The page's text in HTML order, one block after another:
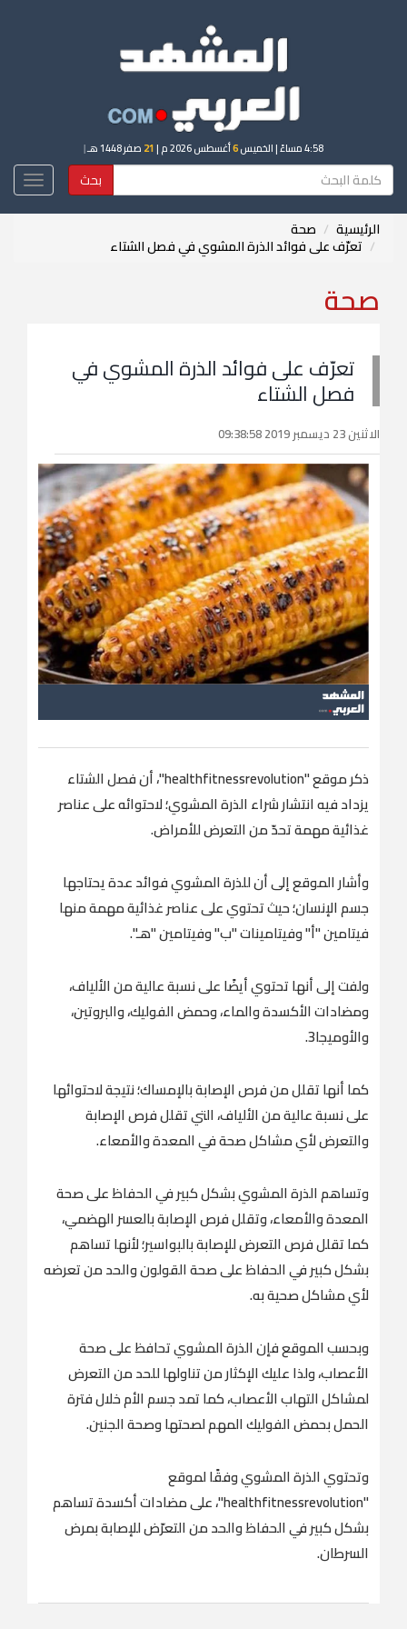
4:58 مساءً | الخميس6أغسطس 2026 م | 21 صفر 1448 هـ |
بحث
الرئيسية صحة
تعرّف على فوائد الذرة المشوي في فصل الشتاء
صحة
تعرّف على فوائد الذرة المشوي في
فصل الشتاء
الاثنين 23 ديسمبر 2019 09:38:58
ذكر موقع "healthfitnessrevolution"، أن فصل الشتاء
يزداد فيه انتشار شراء الذرة المشوي؛ لاحتوائه على عناصر
غذائية مهمة تحدّ من التعرض للأمراض.
وأشار الموقع إلى أن للذرة المشوي فوائد عدة يحتاجها
جسم الإنسان؛ حيث تحتوي على عناصر غذائية مهمة منها
فيتامين "أ" وفيتامينات "ب" وفيتامين "هـ".
ولفت إلى أنها تحتوي أيضًا على نسبة عالية من الألياف،
ومضادات الأكسدة والماء، وحمض الفوليك، والبروتين،
والأوميجا3.
كما أنها تقلل من فرص الإصابة بالإمساك؛ نتيجة لاحتوائها
على نسبة عالية من الألياف، التي تقلل فرص الإصابة
والتعرض لأي مشاكل صحة في المعدة والأمعاء.
وتساهم الذرة المشوي بشكل كبير في الحفاظ على صحة
المعدة والأمعاء، وتقلل فرص الإصابة بالعسر الهضمي،
كما تقلل فرص التعرض للإصابة بالبواسير؛ لأنها تساهم
بشكل كبير في الحفاظ على صحة القولون والحد من تعرضه
لأي مشاكل صحية به.
وبحسب الموقع فإن الذرة المشوي تحافظ على صحة
الأعصاب، ولذا عليك الإكثار من تناولها للحد من التعرض
لمشاكل التهاب الأعصاب، كما تمد جسم الأم خلال فترة
الحمل بحمض الفوليك المهم لصحتها وصحة الجنين.
وتحتوي الذرة المشوي وفقًا لموقع
"healthfitnessrevolution"، على مضادات أكسدة تساهم
بشكل كبير في الحفاظ والحد من التعرّض للإصابة بمرض
السرطان.